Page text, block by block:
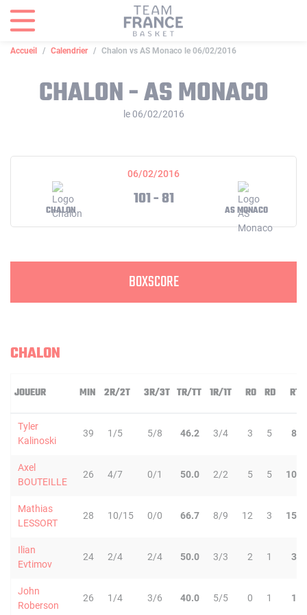
Accueil Calendrier Chalon vs AS Monaco le 06/02/2016
CHALON - AS MONACO
le 06/02/2016
06/02/2016
CHALON
101 - 81
AS MONACO
BOXSCORE
CHALON
JOUEUR MIN 2R/2T 3R/3T TR/TT 1R/1T RO RD RT
Tyler
Kalinoski
39 1/5 5/8 46.2 3/4 3 5 8
Axel
BOUTEILLE
26 4/7 0/1 50.0 2/2 5 5 10
Mathias
LESSORT
28 10/15 0/0 66.7 8/9 12 3 15
Ilian
Evtimov
24 2/4 2/4 50.0 3/3 2 1 3
John
Roberson
26 1/4 3/6 40.0 5/5 0 1 1
Panneau de gestion des cookies